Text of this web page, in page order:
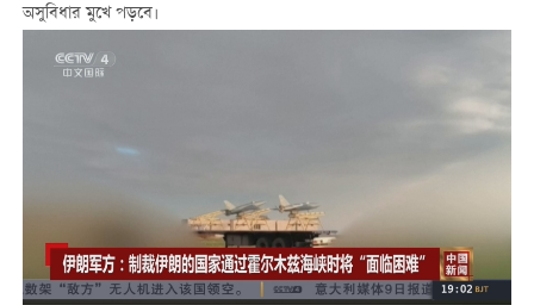
অসুবিধার মুখে পড়বে।